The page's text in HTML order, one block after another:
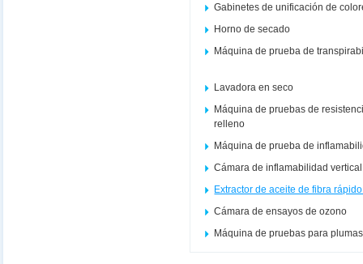
Gabinetes de unificación de
Horno de secado
Máquina de prueba de
Lavadora en seco
Máquina de pruebas de
relleno
Máquina de prueba de
Cámara de inflamabilidad vertical
Extractor de aceite de fibra
Cámara de ensayos de ozono
Máquina de pruebas para